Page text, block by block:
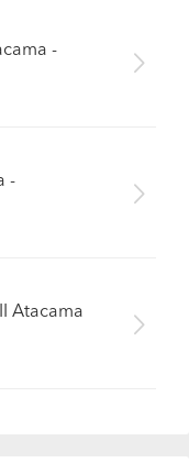
-
-
Atacama